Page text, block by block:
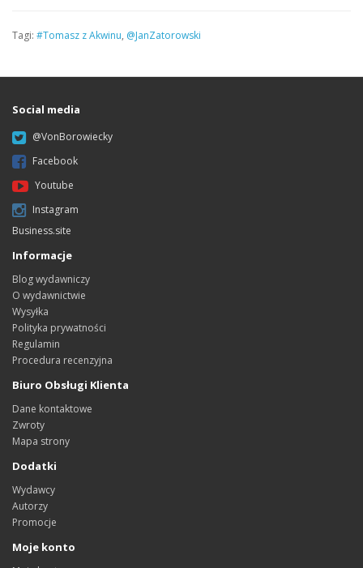
Tagi: #Tomasz z Akwinu, @JanZatorowski
Social media
@VonBorowiecky
Facebook
Youtube
Instagram
Business.site
Informacje
Blog wydawniczy
O wydawnictwie
Wysyłka
Polityka prywatności
Regulamin
Procedura recenzyjna
Biuro Obsługi Klienta
Dane kontaktowe
Zwroty
Mapa strony
Dodatki
Wydawcy
Autorzy
Promocje
Moje konto